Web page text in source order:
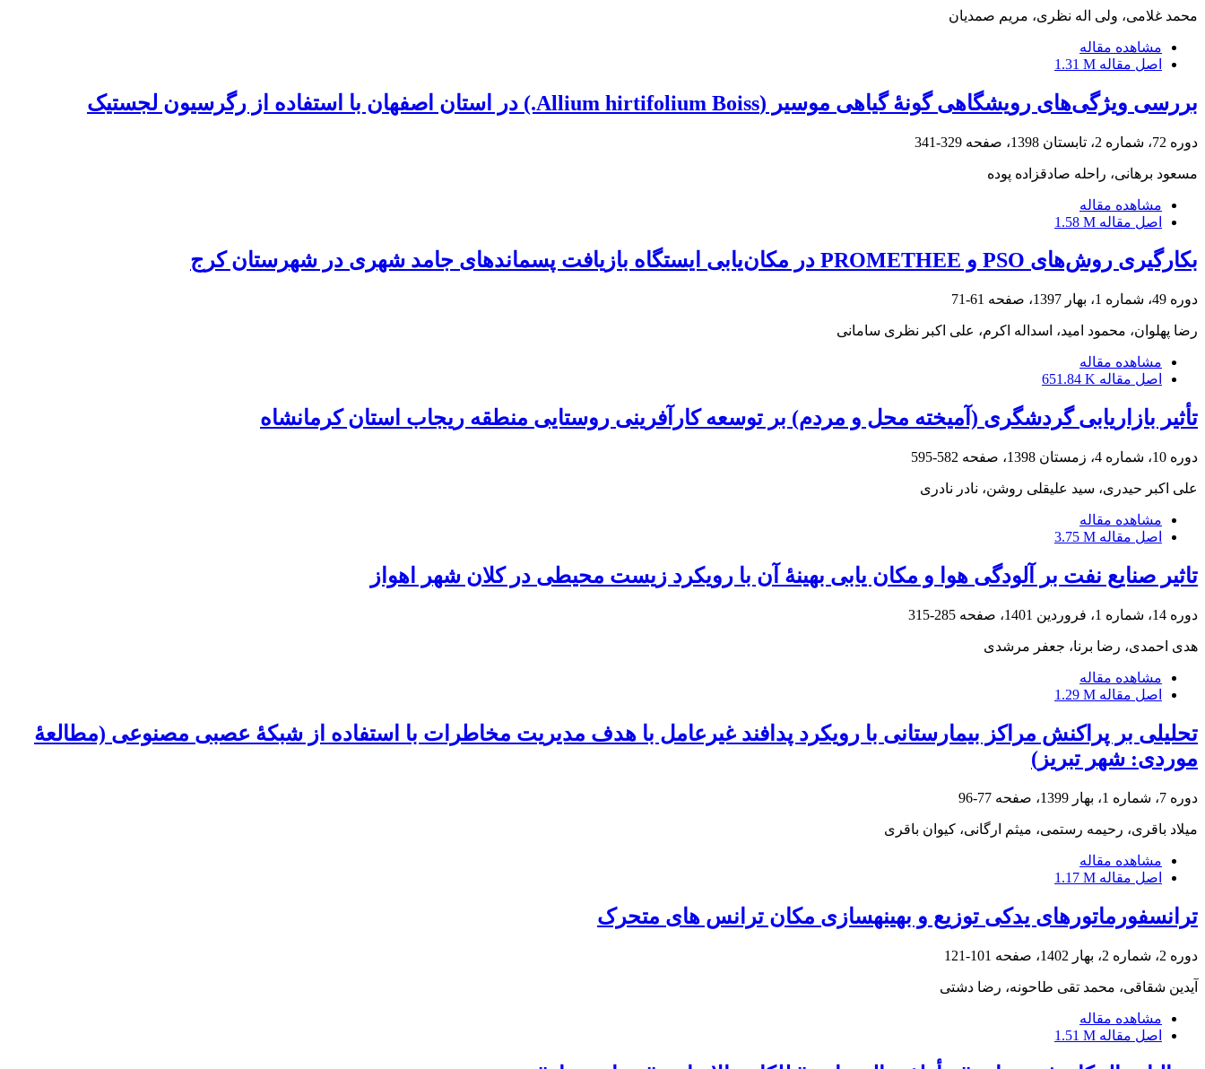
محمد غلامی، ولی اله نظری، مریم صمدیان
مشاهده مقاله
اصل مقاله 1.31 M
بررسی ویژگی‌های رویشگاهی گونۀ گیاهی موسیر (Allium hirtifolium Boiss.) در استان اصفهان با استفاده از رگرسیون لجستیک
دوره 72، شماره 2، تابستان 1398، صفحه 329-341
مسعود برهانی، راحله صادقزاده پوده
مشاهده مقاله
اصل مقاله 1.58 M
بکارگیری روش‌های PSO و PROMETHEE در مکان‌یابی ایستگاه بازیافت پسماندهای جامد شهری در شهرستان کرج
دوره 49، شماره 1، بهار 1397، صفحه 61-71
رضا پهلوان، محمود امید، اسداله اکرم، علی اکبر نظری سامانی
مشاهده مقاله
اصل مقاله 651.84 K
تأثیر بازاریابی گردشگری (آمیخته محل و مردم) بر توسعه کارآفرینی روستایی منطقه ریجاب استان کرمانشاه
دوره 10، شماره 4، زمستان 1398، صفحه 582-595
علی اکبر حیدری، سید علیقلی روشن، نادر نادری
مشاهده مقاله
اصل مقاله 3.75 M
تاثیر صنایع نفت بر آلودگی هوا و مکان یابی بهینۀ آن با رویکرد زیست محیطی در کلان شهر اهواز
دوره 14، شماره 1، فروردین 1401، صفحه 285-315
هدی احمدی، رضا برنا، جعفر مرشدی
مشاهده مقاله
اصل مقاله 1.29 M
تحلیلی بر پراکنش مراکز بیمارستانی با رویکرد پدافند غیرعامل با هدف مدیریت مخاطرات با استفاده از شبکۀ عصبی مصنوعی (مطالعۀ
موردی: شهر تبریز)
دوره 7، شماره 1، بهار 1399، صفحه 77-96
میلاد باقری، رحیمه رستمی، میثم ارگانی، کیوان باقری
مشاهده مقاله
اصل مقاله 1.17 M
ترانسفورماتورهای یدکی توزیع و بهینه‏سازی مکان ترانس‏ های متحرک
دوره 2، شماره 2، بهار 1402، صفحه 101-121
آیدین شقاقی، محمد تقی طاحونه، رضا دشتی
مشاهده مقاله
اصل مقاله 1.51 M